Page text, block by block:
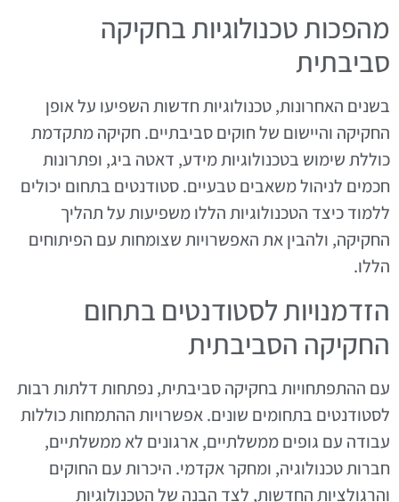
מהפכות טכנולוגיות בחקיקה
סביבתית
בשנים האחרונות, טכנולוגיות חדשות השפיעו על אופן
החקיקה והיישום של חוקים סביבתיים. חקיקה מתקדמת
כוללת שימוש בטכנולוגיות מידע, דאטה ביג, ופתרונות
חכמים לניהול משאבים טבעיים. סטודנטים בתחום יכולים
ללמוד כיצד הטכנולוגיות הללו משפיעות על תהליך
החקיקה, ולהבין את האפשרויות שצומחות עם הפיתוחים
הללו.
הזדמנויות לסטודנטים בתחום
החקיקה הסביבתית
עם ההתפתחויות בחקיקה סביבתית, נפתחות דלתות רבות
לסטודנטים בתחומים שונים. אפשרויות ההתמחות כוללות
עבודה עם גופים ממשלתיים, ארגונים לא ממשלתיים,
חברות טכנולוגיה, ומחקר אקדמי. היכרות עם החוקים
והרגולציות החדשות, לצד הבנה של הטכנולוגיות